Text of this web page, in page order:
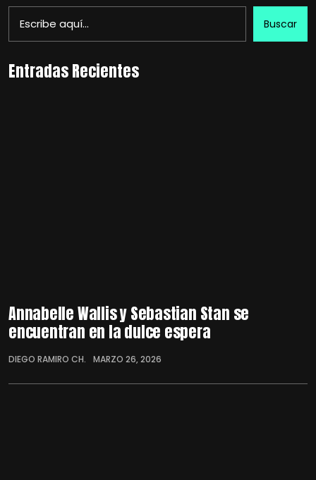
Buscar
Entradas Recientes
Annabelle Wallis y Sebastian Stan se
encuentran en la dulce espera
DIEGO RAMIRO CH. MARZO 26, 2026